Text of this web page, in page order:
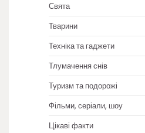
Свята
Тварини
Техніка та гаджети
Тлумачення снів
Туризм та подорожі
Фільми, серіали, шоу
Цікаві факти